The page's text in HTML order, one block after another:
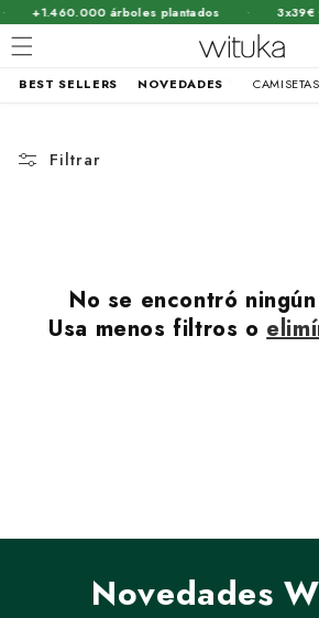
al contenido
+1.460.000 árboles plantados 3x39€
BEST SELLERS NOVEDADES CAMISETAS
Filtrar
No se encontró
Usa menos filtros o
Novedades